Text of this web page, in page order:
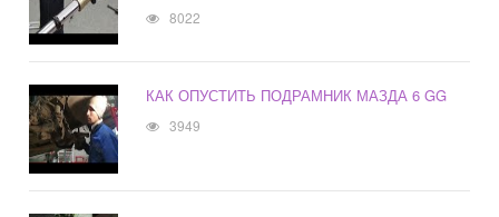
8022
КАК ОПУСТИТЬ ПОДРАМНИК МАЗДА 6 GG
3949